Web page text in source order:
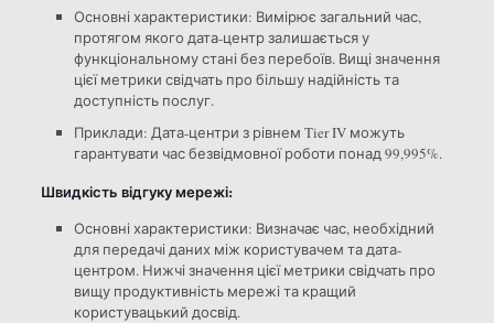
Основні характеристики: Вимірює загальний час,
протягом якого дата-центр залишається у
функціональному стані без перебоїв. Вищі значення
цієї метрики свідчать про більшу надійність та
доступність послуг.
Приклади: Дата-центри з рівнем Tier IV можуть
гарантувати час безвідмовної роботи понад 99,995%.
Швидкість відгуку мережі:
Основні характеристики: Визначає час, необхідний
для передачі даних між користувачем та дата-
центром. Нижчі значення цієї метрики свідчать про
вищу продуктивність мережі та кращий
користувацький досвід.